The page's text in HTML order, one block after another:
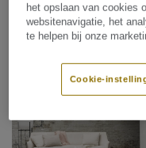
het opslaan van cookies
websitenavigatie, het
te helpen bij onze
Cookie-